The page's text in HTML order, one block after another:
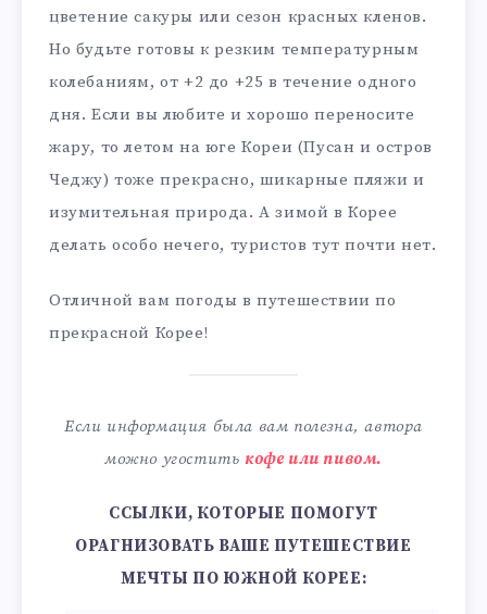
цветение сакуры или сезон красных кленов.
Но будьте готовы к резким температурным
колебаниям, от +2 до +25 в течение одного
дня. Если вы любите и хорошо переносите
жару, то летом на юге Кореи (Пусан и остров
Чеджу) тоже прекрасно, шикарные пляжи и
изумительная природа. А зимой в Корее
делать особо нечего, туристов тут почти нет.
Отличной вам погоды в путешествии по
прекрасной Корее!
Если информация была вам полезна, автора
можно угостить кофе или пивом.
ССЫЛКИ, КОТОРЫЕ ПОМОГУТ
ОРАГНИЗОВАТЬ ВАШЕ ПУТЕШЕСТВИЕ
МЕЧТЫ ПО ЮЖНОЙ КОРЕЕ: